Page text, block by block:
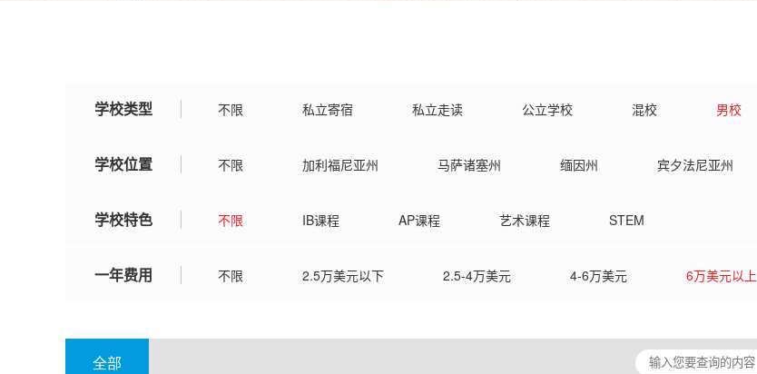
学校类型 不限 私立寄宿 私立走读 公立学校 混校 男校
学校位置 不限 加利福尼亚州 马萨诸塞州 缅因州 宾夕法尼亚州
学校特色 不限 IB课程 AP课程 艺术课程 STEM
一年费用 不限 2.5万美元以下 2.5-4万美元 4-6万美元 6万美元以上
全部